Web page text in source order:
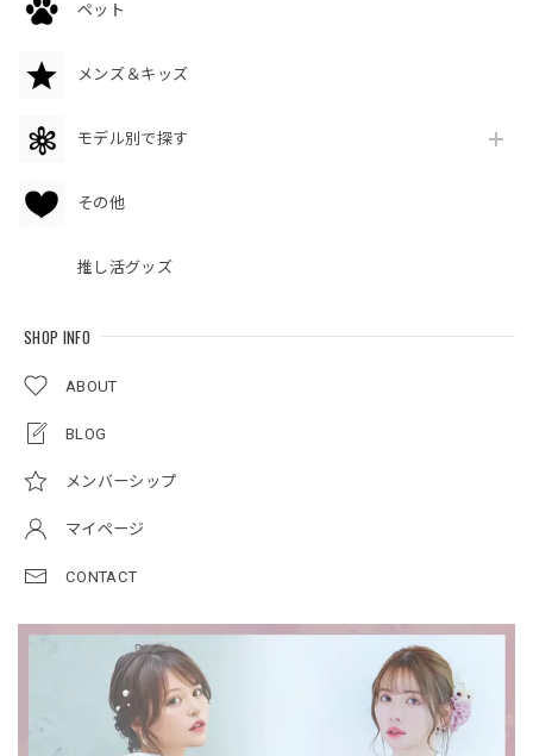
ペット
メンズ＆キッズ
モデル別で探す
その他
推し活グッズ
SHOP INFO
ABOUT
BLOG
メンバーシップ
マイページ
CONTACT